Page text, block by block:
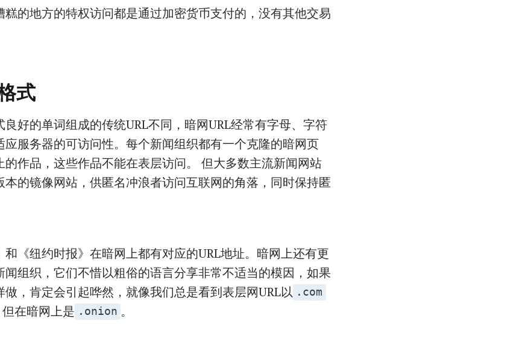
糕的地方的特权访问都是通过加密货币支付的，没有其他交易
式
好的单词组成的传统URL不同，暗网URL经常有字母、字符
应服务器的可访问性。每个新闻组织都有一个克隆的暗网页
的作品，这些作品不能在表层访问。 但大多数主流新闻网站
本的镜像网站，供匿名冲浪者访问互联网的角落，同时保持匿
和《纽约时报》在暗网上都有对应的URL地址。暗网上还有更
闻组织，它们不惜以粗俗的语言分享非常不适当的模因，如果
做，肯定会引起哗然，就像我们总是看到表层网URL以 .com
在暗网上是 .onion 。